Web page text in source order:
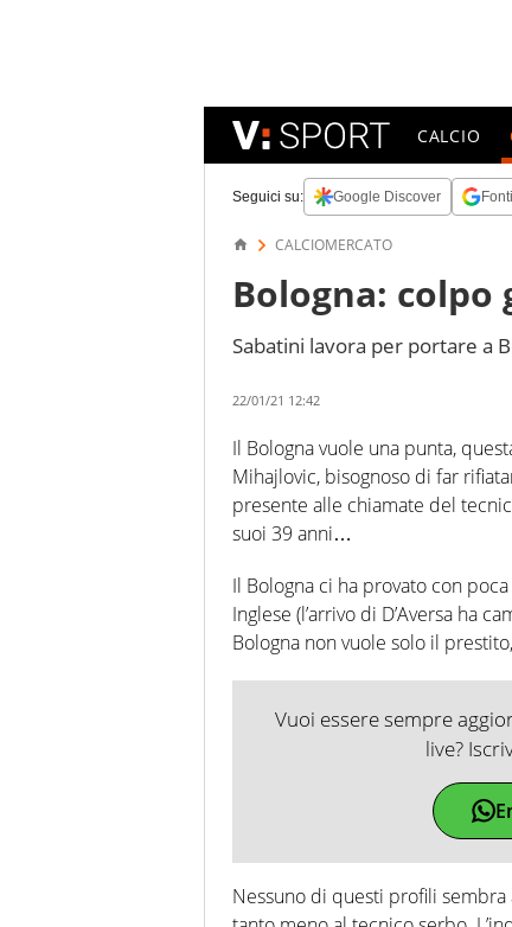
CALCIO
Seguici su: Google Discover
CALCIOMERCATO
Bologna: colpo
Sabatini lavora per portare a
22/01/21 12:42
Il Bologna vuole una punta,
Mihajlovic, bisognoso di far
presente alle chiamate del
suoi 39 anni…
Il Bologna ci ha provato con
Inglese (l’arrivo di D’Aversa ha
Bologna non vuole solo il
Vuoi essere sempre
live?
Nessuno di questi profili sembra